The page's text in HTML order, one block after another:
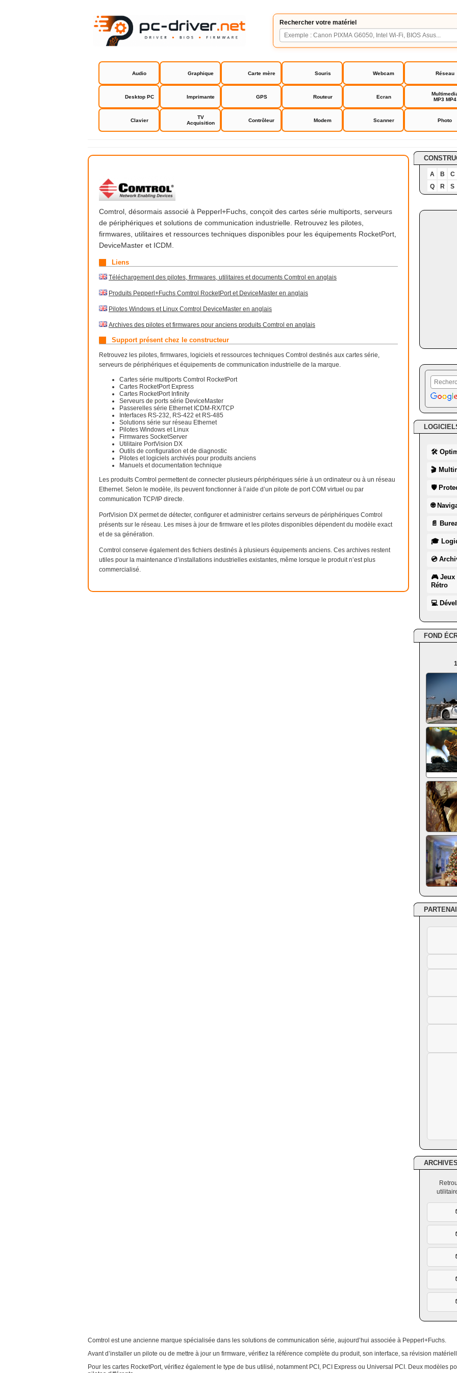
Rechercher votre matériel
Audio Graphique Carte mère Souris Webcam Réseau
Desktop PC Imprimante GPS Routeur Ecran
MP3 MP4
Clavier
TV
Acquisition
Contrôleur Modem Scanner Photo
Comtrol
Comtrol, désormais associé à Pepperl+Fuchs, conçoit des cartes série multiports, serveurs
de périphériques et solutions de communication industrielle. Retrouvez les pilotes,
firmwares, utilitaires et ressources techniques disponibles pour les équipements RocketPort,
DeviceMaster et ICDM.
Liens
Téléchargement des pilotes, firmwares, utilitaires et documents Comtrol en anglais
Produits Pepperl+Fuchs Comtrol RocketPort et DeviceMaster en anglais
Pilotes Windows et Linux Comtrol DeviceMaster en anglais
Archives des pilotes et firmwares pour anciens produits Comtrol en anglais
Support présent chez le constructeur
Retrouvez les pilotes, firmwares, logiciels et ressources techniques Comtrol destinés aux cartes série,
serveurs de périphériques et équipements de communication industrielle de la marque.
Cartes série multiports Comtrol RocketPort
Cartes RocketPort Express
Cartes RocketPort Infinity
Serveurs de ports série DeviceMaster
Passerelles série Ethernet ICDM-RX/TCP
Interfaces RS-232, RS-422 et RS-485
Solutions série sur réseau Ethernet
Pilotes Windows et Linux
Firmwares SocketServer
Utilitaire PortVision DX
Outils de configuration et de diagnostic
Pilotes et logiciels archivés pour produits anciens
Manuels et documentation technique
Les produits Comtrol permettent de connecter plusieurs périphériques série à un ordinateur ou à un réseau
Ethernet. Selon le modèle, ils peuvent fonctionner à l’aide d’un pilote de port COM virtuel ou par
communication TCP/IP directe.
PortVision DX permet de détecter, configurer et administrer certains serveurs de périphériques Comtrol
présents sur le réseau. Les mises à jour de firmware et les pilotes disponibles dépendent du modèle exact
et de sa génération.
Comtrol conserve également des fichiers destinés à plusieurs équipements anciens. Ces archives restent
utiles pour la maintenance d’installations industrielles existantes, même lorsque le produit n’est plus
commercialisé.
A B
C
Q
R S
🛠
🎬
🛡
🌐
📄
🎓
💿
🎮 Jeux
Rétro
💻
FOND
Comtrol est une ancienne marque spécialisée dans les solutions de communication série, aujourd’hui associée à Pepperl+Fuchs.
Avant d’installer un pilote ou de mettre à jour un firmware, vérifiez la référence complète du produit, son interface, sa révision
Pour les cartes RocketPort, vérifiez également le type de bus utilisé, notamment PCI, PCI Express ou Universal PCI. Deux modèles